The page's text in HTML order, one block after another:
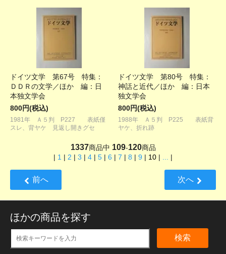
ドイツ文学 第67号 特集：
ＤＤＲの文学／ほか 編：日
本独文学会
800円(税込)
1981年 Ａ５判 P227 表紙僅
スレ、背ヤケ 見返し開きグセ
ドイツ文学 第80号 特集：
神話と近代／ほか 編：日本
独文学会
800円(税込)
1988年 Ａ５判 P225 表紙背
ヤケ、折れ跡
1337商品中 109-120商品
| 1 | 2 | 3 | 4 | 5 | 6 | 7 | 8 | 9 | 10 | ... |
前へ 次へ
ほかの商品を探す
検索